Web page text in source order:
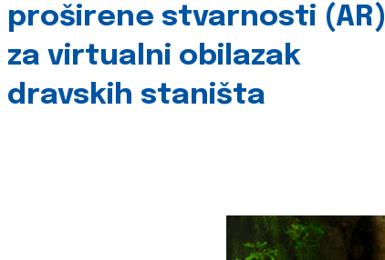
proširene stvarnosti (AR)
za virtualni obilazak
dravskih staništa